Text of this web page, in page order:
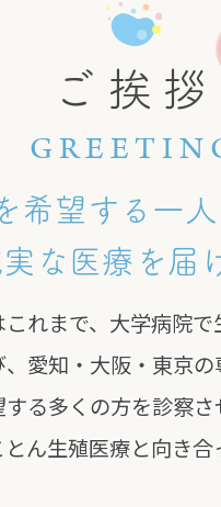
ご挨拶
希望する一
な医療を届
これまで、大学病院
愛知・大阪・東京
する多くの方を診察
とん生殖医療と向き合